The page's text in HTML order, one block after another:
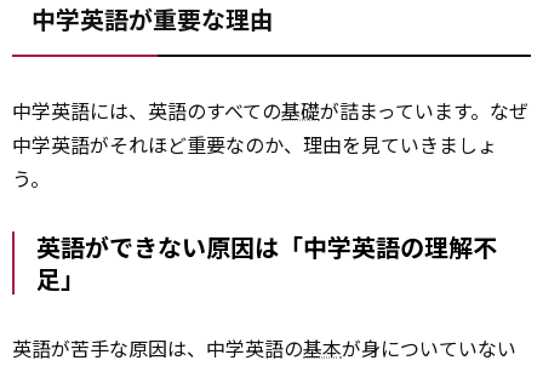
中学英語が重要な理由
中学英語には、英語のすべての基礎が詰まっています。なぜ
中学英語がそれほど重要なのか、理由を見ていきましょ
う。
英語ができない原因は「中学英語の理解不
足」
英語が苦手な原因は、中学英語の基本が身についていない